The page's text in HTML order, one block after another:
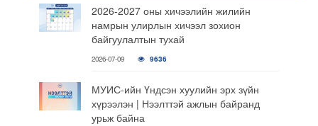
2026-2027 оны хичээлийн жилийн
намрын улирлын хичээл зохион
байгуулалтын тухай
2026-07-09 9636
МУИС-ийн Үндсэн хуулийн эрх зүйн
хүрээлэн | Нээлттэй ажлын байранд
урьж байна